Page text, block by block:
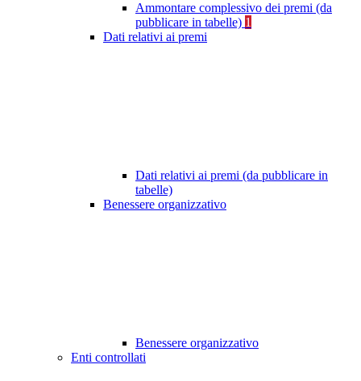
Ammontare complessivo dei premi (da
pubblicare in tabelle) 1
Dati relativi ai premi
Dati relativi ai premi (da pubblicare in
tabelle)
Benessere organizzativo
Benessere organizzativo
Enti controllati